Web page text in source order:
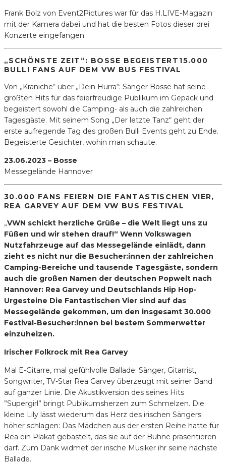
Frank Bolz von Event2Pictures war für das H.LIVE-Magazin
mit der Kamera dabei und hat die besten Fotos dieser drei
Konzerte eingefangen.
„SCHÖNSTE ZEIT“: BOSSE BEGEISTERT15.000
BULLI FANS AUF DEM VW BUS FESTIVAL
Von „Kraniche“ über „Dein Hurra“: Sänger Bosse hat seine
größten Hits für das feierfreudige Publikum im Gepäck und
begeistert sowohl die Camping- als auch die zahlreichen
Tagesgäste. Mit seinem Song „Der letzte Tanz“ geht der
erste aufregende Tag des großen Bulli Events geht zu Ende.
Begeisterte Gesichter, wohin man schaute.
23.06.2023 – Bosse
Messegelände Hannover
30.000 FANS FEIERN DIE FANTASTISCHEN VIER,
REA GARVEY AUF DEM VW BUS FESTIVAL
„VWN schickt herzliche Grüße – die Welt liegt uns zu
Füßen und wir stehen drauf!“ Wenn Volkswagen
Nutzfahrzeuge auf das Messegelände einlädt, dann
zieht es nicht nur die Besucher:innen der zahlreichen
Camping-Bereiche und tausende Tagesgäste, sondern
auch die großen Namen der deutschen Popwelt nach
Hannover: Rea Garvey und Deutschlands Hip Hop-
Urgesteine Die Fantastischen Vier sind auf das
Messegelände gekommen, um den insgesamt 30.000
Festival-Besucher:innen bei bestem Sommerwetter
einzuheizen.
Irischer Folkrock mit Rea Garvey
Mal E-Gitarre, mal gefühlvolle Ballade: Sänger, Gitarrist,
Songwriter, TV-Star Rea Garvey überzeugt mit seiner Band
auf ganzer Linie. Die Akustikversion des seines Hits
”Supergirl” bringt Publikumsherzen zum Schmelzen. Die
kleine Lily lässt wiederum das Herz des irischen Sängers
höher schlagen: Das Mädchen aus der ersten Reihe hatte für
Rea ein Plakat gebastelt, das sie auf der Bühne präsentieren
darf. Zum Dank widmet der irische Musiker ihr seine nächste
Ballade.